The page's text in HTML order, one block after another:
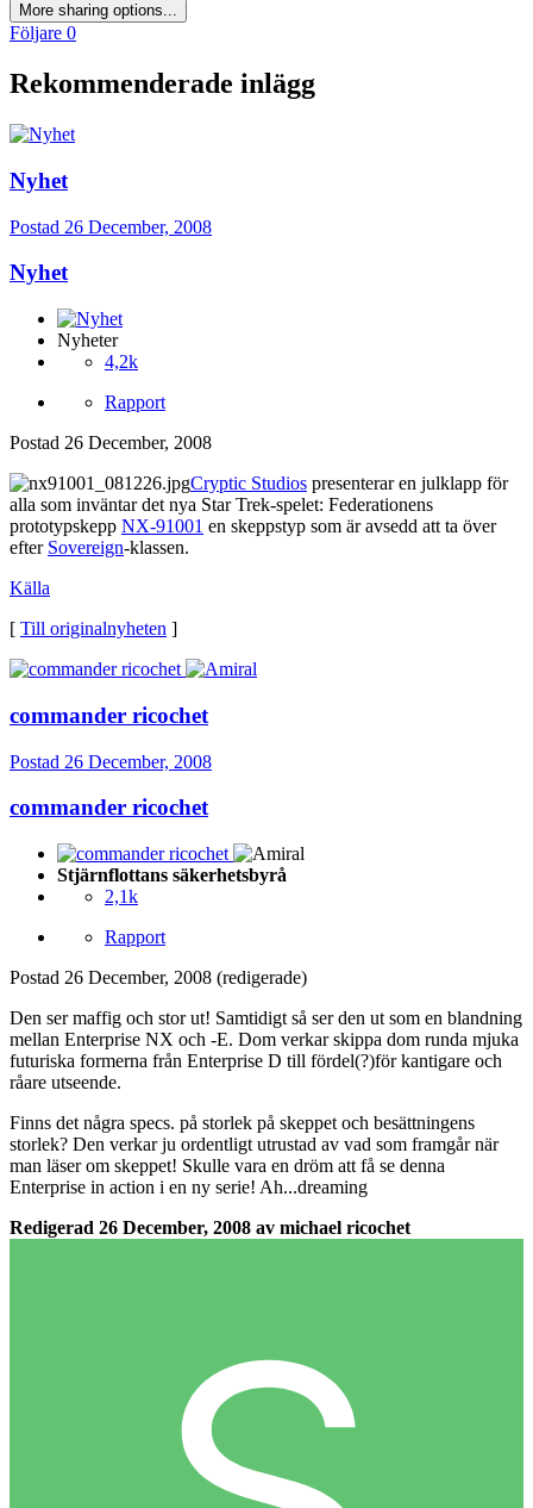
More sharing options...
Följare 0
Rekommenderade inlägg
Nyhet
Postad 26 December, 2008
Nyhet
Nyheter
4,2k
Rapport
Postad 26 December, 2008
Cryptic Studios presenterar en julklapp för
alla som inväntar det nya Star Trek-spelet: Federationens
prototypskepp NX-91001 en skeppstyp som är avsedd att ta över
efter Sovereign-klassen.
Källa
[ Till originalnyheten ]
commander ricochet
Postad 26 December, 2008
commander ricochet
Stjärnflottans säkerhetsbyrå
2,1k
Rapport
Postad 26 December, 2008 (redigerade)
Den ser maffig och stor ut! Samtidigt så ser den ut som en blandning
mellan Enterprise NX och -E. Dom verkar skippa dom runda mjuka
futuriska formerna från Enterprise D till fördel(?)för kantigare och
råare utseende.
Finns det några specs. på storlek på skeppet och besättningens
storlek? Den verkar ju ordentligt utrustad av vad som framgår när
man läser om skeppet! Skulle vara en dröm att få se denna
Enterprise in action i en ny serie! Ah...dreaming
Redigerad 26 December, 2008 av michael ricochet